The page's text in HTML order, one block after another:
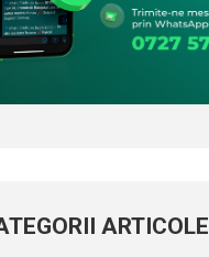
ARTICOLE